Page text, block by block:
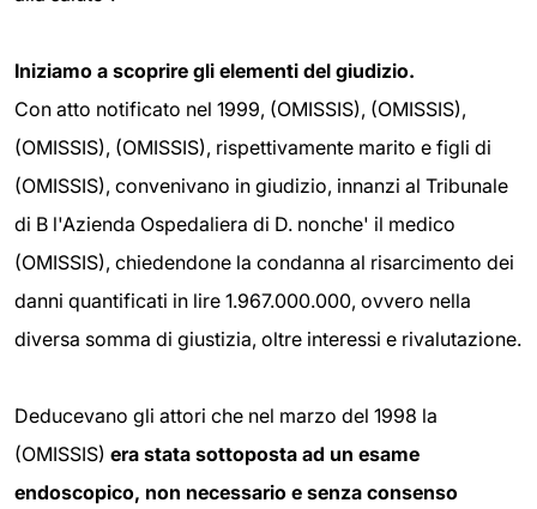
Iniziamo a scoprire gli elementi del giudizio.
Con atto notificato nel 1999, (OMISSIS), (OMISSIS),
(OMISSIS), (OMISSIS), rispettivamente marito e figli di
(OMISSIS), convenivano in giudizio, innanzi al Tribunale
di B l'Azienda Ospedaliera di D. nonche' il medico
(OMISSIS), chiedendone la condanna al risarcimento dei
danni quantificati in lire 1.967.000.000, ovvero nella
diversa somma di giustizia, oltre interessi e rivalutazione.
Deducevano gli attori che nel marzo del 1998 la
(OMISSIS) era stata sottoposta ad un esame
endoscopico, non necessario e senza consenso